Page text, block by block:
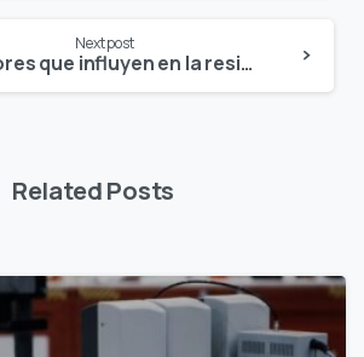
Next post
Factores que influyen en la resistencia de las cajas de cartón
Related Posts